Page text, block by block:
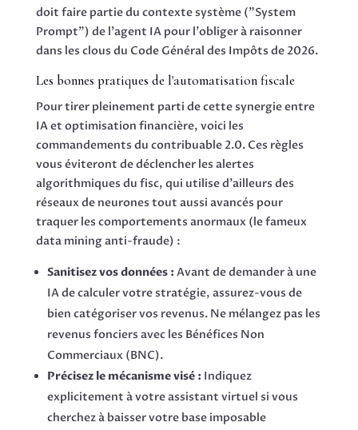
doit faire partie du contexte système ("System
Prompt") de l'agent IA pour l'obliger à raisonner
dans les clous du Code Général des Impôts de 2026.
Les bonnes pratiques de l'automatisation fiscale
Pour tirer pleinement parti de cette synergie entre
IA et optimisation financière, voici les
commandements du contribuable 2.0. Ces règles
vous éviteront de déclencher les alertes
algorithmiques du fisc, qui utilise d'ailleurs des
réseaux de neurones tout aussi avancés pour
traquer les comportements anormaux (le fameux
data mining anti-fraude) :
Sanitisez vos données : Avant de demander à une
IA de calculer votre stratégie, assurez-vous de
bien catégoriser vos revenus. Ne mélangez pas les
revenus fonciers avec les Bénéfices Non
Commerciaux (BNC).
Précisez le mécanisme visé : Indiquez
explicitement à votre assistant virtuel si vous
cherchez à baisser votre base imposable